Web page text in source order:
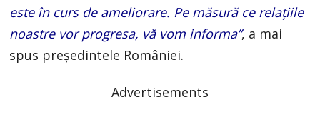
este în curs de ameliorare. Pe măsură ce relațiile
noastre vor progresa, vă vom informa”, a mai
spus președintele României.
Advertisements